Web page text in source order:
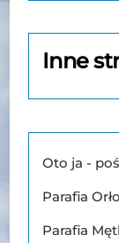
Inne
Oto ja -
Parafia
Parafia